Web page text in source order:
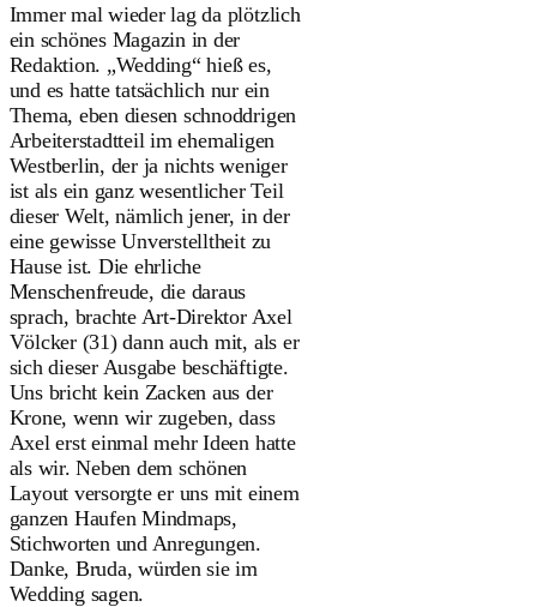
Immer mal wieder lag da plötzlich
ein schönes Magazin in der
Redaktion. „Wedding“ hieß es,
und es hatte tatsächlich nur ein
Thema, eben diesen schnoddrigen
Arbeiterstadtteil im ehemaligen
Westberlin, der ja nichts weniger
ist als ein ganz wesentlicher Teil
dieser Welt, nämlich jener, in der
eine gewisse Unverstelltheit zu
Hause ist. Die ehrliche
Menschenfreude, die daraus
sprach, brachte Art-Direktor Axel
Völcker (31) dann auch mit, als er
sich dieser Ausgabe beschäftigte.
Uns bricht kein Zacken aus der
Krone, wenn wir zugeben, dass
Axel erst einmal mehr Ideen hatte
als wir. Neben dem schönen
Layout versorgte er uns mit einem
ganzen Haufen Mindmaps,
Stichworten und Anregungen.
Danke, Bruda, würden sie im
Wedding sagen.